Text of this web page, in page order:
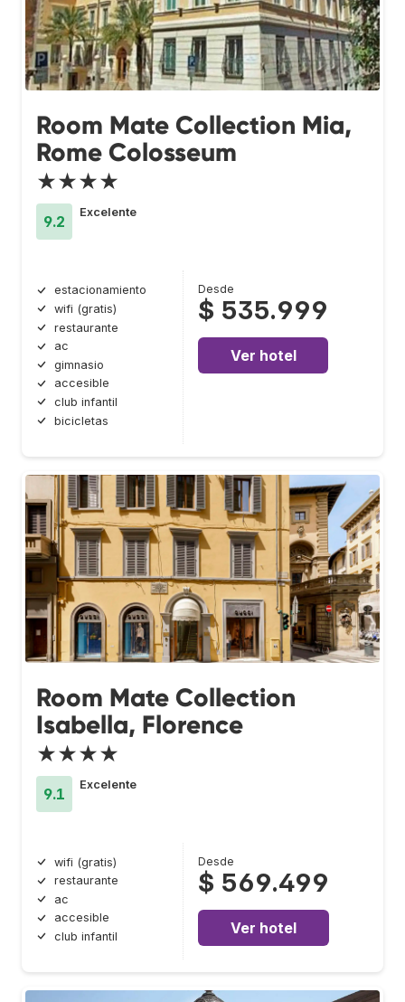
Room Mate Collection Mia,
Rome Colosseum
★★★★
9.2
Excelente
estacionamiento
wifi (gratis)
restaurante
ac
gimnasio
accesible
club infantil
bicicletas
Desde
$ 535.999
Ver hotel
Room Mate Collection
Isabella, Florence
★★★★
9.1
Excelente
wifi (gratis)
restaurante
ac
accesible
club infantil
Desde
$ 569.499
Ver hotel